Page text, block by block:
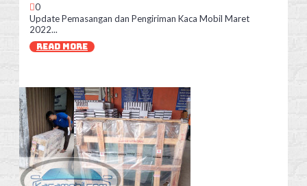
0
Update Pemasangan dan Pengiriman Kaca Mobil Maret
2022...
READ MORE